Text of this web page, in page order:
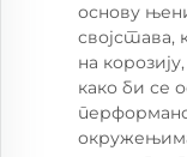
основу
на
како би се